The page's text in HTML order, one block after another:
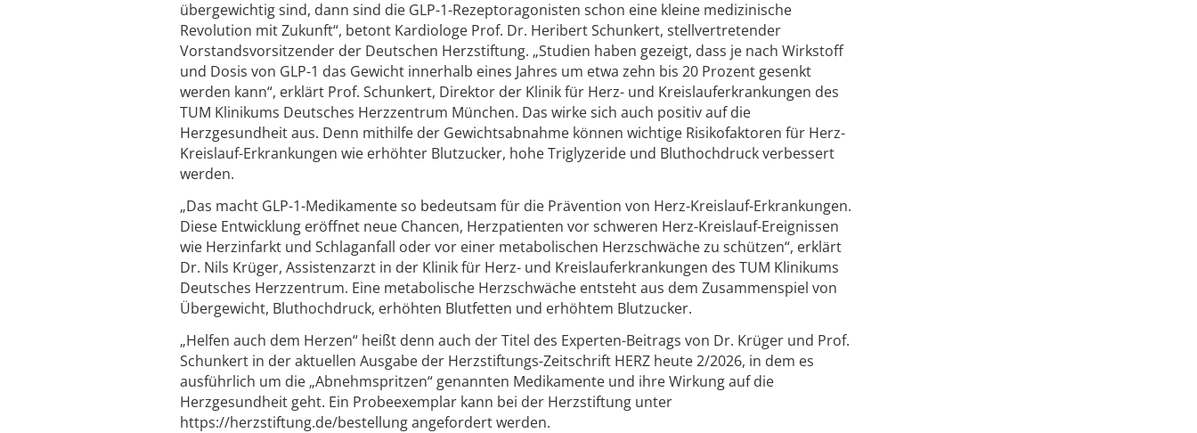
übergewichtig sind, dann sind die GLP-1-Rezeptoragonisten schon eine kleine medizinische
Revolution mit Zukunft“, betont Kardiologe Prof. Dr. Heribert Schunkert, stellvertretender
Vorstandsvorsitzender der Deutschen Herzstiftung. „Studien haben gezeigt, dass je nach Wirkstoff
und Dosis von GLP-1 das Gewicht innerhalb eines Jahres um etwa zehn bis 20 Prozent gesenkt
werden kann“, erklärt Prof. Schunkert, Direktor der Klinik für Herz- und Kreislauferkrankungen des
TUM Klinikums Deutsches Herzzentrum München. Das wirke sich auch positiv auf die
Herzgesundheit aus. Denn mithilfe der Gewichtsabnahme können wichtige Risikofaktoren für Herz-
Kreislauf-Erkrankungen wie erhöhter Blutzucker, hohe Triglyzeride und Bluthochdruck verbessert
werden.
„Das macht GLP-1-Medikamente so bedeutsam für die Prävention von Herz-Kreislauf-Erkrankungen.
Diese Entwicklung eröffnet neue Chancen, Herzpatienten vor schweren Herz-Kreislauf-Ereignissen
wie Herzinfarkt und Schlaganfall oder vor einer metabolischen Herzschwäche zu schützen“, erklärt
Dr. Nils Krüger, Assistenzarzt in der Klinik für Herz- und Kreislauferkrankungen des TUM Klinikums
Deutsches Herzzentrum. Eine metabolische Herzschwäche entsteht aus dem Zusammenspiel von
Übergewicht, Bluthochdruck, erhöhten Blutfetten und erhöhtem Blutzucker.
„Helfen auch dem Herzen“ heißt denn auch der Titel des Experten-Beitrags von Dr. Krüger und Prof.
Schunkert in der aktuellen Ausgabe der Herzstiftungs-Zeitschrift HERZ heute 2/2026, in dem es
ausführlich um die „Abnehmspritzen“ genannten Medikamente und ihre Wirkung auf die
Herzgesundheit geht. Ein Probeexemplar kann bei der Herzstiftung unter
https://herzstiftung.de/bestellung angefordert werden.